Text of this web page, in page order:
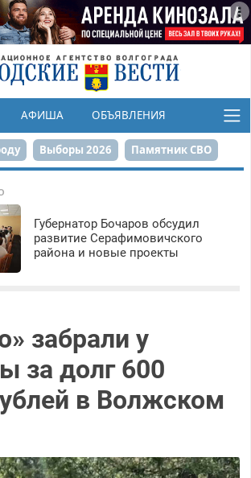
АФИША ОБЪЯВЛЕНИЯ
КОНКУРСЫ
Выборы 2026 Памятник СВО
День Победы Реконструкция ЦПКиО
Победы Парк Героев-летчиков
Губернатор Бочаров обсудил
развитие Серафимовичского
района и новые проекты
забрали у
за долг 600
в Волжском